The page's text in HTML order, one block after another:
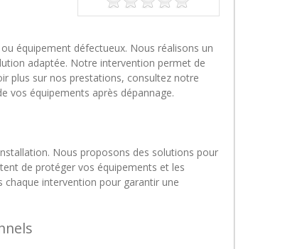
équipement défectueux. Nous réalisons un
adaptée. Notre intervention permet de
plus sur nos prestations, consultez notre
vos équipements après dépannage.
Nous proposons des solutions pour
de protéger vos équipements et les
chaque intervention pour garantir une